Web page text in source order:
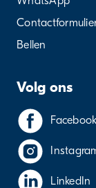
Bellen
Volg ons
Facebook
LinkedIn